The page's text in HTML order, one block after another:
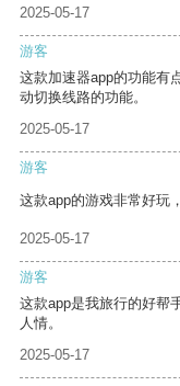
2025-05-17
游客
这款加速器app的功能有
动切换线路的功能。
2025-05-17
游客
这款app的游戏非常好玩
2025-05-17
游客
这款app是我旅行的好帮
人情。
2025-05-17